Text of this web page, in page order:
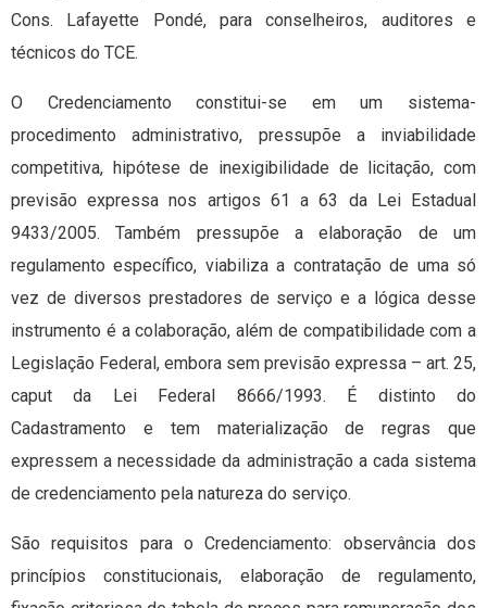
Cons. Lafayette Pondé, para conselheiros, auditores e
técnicos do TCE.
O Credenciamento constitui-se em um sistema-
procedimento administrativo, pressupõe a inviabilidade
competitiva, hipótese de inexigibilidade de licitação, com
previsão expressa nos artigos 61 a 63 da Lei Estadual
9433/2005. Também pressupõe a elaboração de um
regulamento específico, viabiliza a contratação de uma só
vez de diversos prestadores de serviço e a lógica desse
instrumento é a colaboração, além de compatibilidade com a
Legislação Federal, embora sem previsão expressa – art. 25,
caput da Lei Federal 8666/1993. É distinto do
Cadastramento e tem materialização de regras que
expressem a necessidade da administração a cada sistema
de credenciamento pela natureza do serviço.
São requisitos para o Credenciamento: observância dos
princípios constitucionais, elaboração de regulamento,